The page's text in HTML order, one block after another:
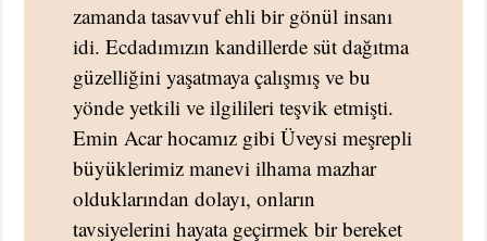
zamanda tasavvuf ehli bir gönül insanı
idi. Ecdadımızın kandillerde süt dağıtma
güzelliğini yaşatmaya çalışmış ve bu
yönde yetkili ve ilgilileri teşvik etmişti.
Emin Acar hocamız gibi Üveysi meşrepli
büyüklerimiz manevi ilhama mazhar
olduklarından dolayı, onların
tavsiyelerini hayata geçirmek bir bereket